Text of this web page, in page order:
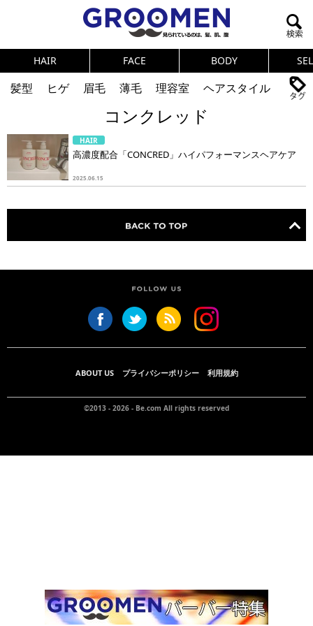
HAIR FACE BODY
髪型 ヒゲ 眉毛 薄毛 理容室
ヘアスタイル
体臭 ニオイ
連載
メンズコスメ
NEWS PICK UP 筋肉
女の本音
テストステロン
健康
スキンケア 食事
調査結果
トレーニング
好印象な男
頭皮ケア
ダイエット
理容室
コンクレッド
HAIR
高濃度配合「CONCRED」ハイパフォーマンスヘアケア
2025.06.15
ABOUT US プライバシーポリシー 利用規約
©2013 - 2026 - Be.com All rights reserved